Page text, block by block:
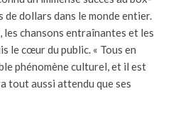
dollars dans le monde entier.
chansons entraînantes et les
le cœur du public. « Tous en
phénomène culturel, et il est
tout aussi attendu que ses